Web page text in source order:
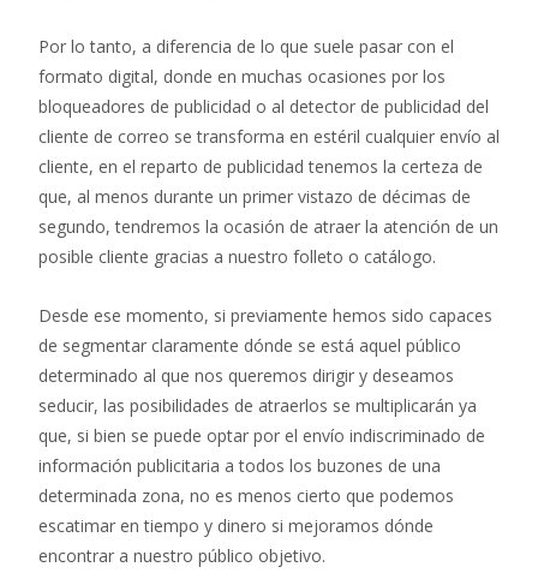
Por lo tanto, a diferencia de lo que suele pasar con el
formato digital, donde en muchas ocasiones por los
bloqueadores de publicidad o al detector de publicidad del
cliente de correo se transforma en estéril cualquier envío al
cliente, en el reparto de publicidad tenemos la certeza de
que, al menos durante un primer vistazo de décimas de
segundo, tendremos la ocasión de atraer la atención de un
posible cliente gracias a nuestro folleto o catálogo.
Desde ese momento, si previamente hemos sido capaces
de segmentar claramente dónde se está aquel público
determinado al que nos queremos dirigir y deseamos
seducir, las posibilidades de atraerlos se multiplicarán ya
que, si bien se puede optar por el envío indiscriminado de
información publicitaria a todos los buzones de una
determinada zona, no es menos cierto que podemos
escatimar en tiempo y dinero si mejoramos dónde
encontrar a nuestro público objetivo.